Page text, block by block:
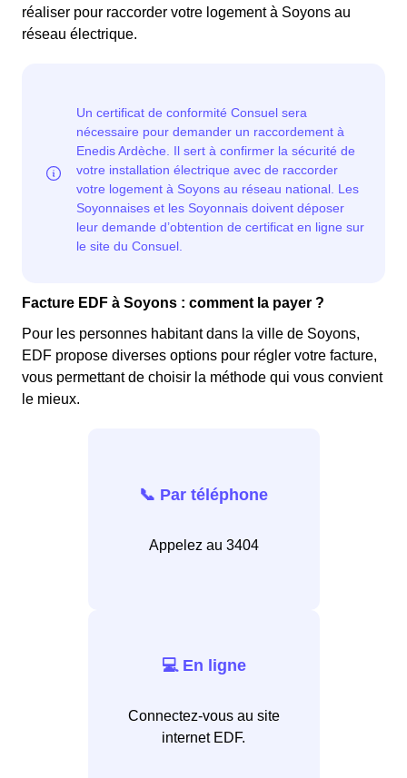
réaliser pour raccorder votre logement à Soyons au
réseau électrique.
Facture EDF à Soyons : comment la payer ?
Pour les personnes habitant dans la ville de Soyons,
EDF propose diverses options pour régler votre facture,
vous permettant de choisir la méthode qui vous convient
le mieux.
📞 Par téléphone
Appelez au 3404
💻 En ligne
Connectez-vous au site
internet EDF.